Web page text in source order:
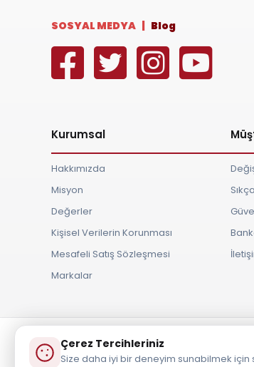
SOSYAL MEDYA | Blog
Kurumsal
Hakkımızda
Misyon
Değerler
Kişisel Verilerin Korunması
Mesafeli Satış Sözleşmesi
Markalar
Çerez Tercihleriniz
Size daha iyi bir deneyim sunabilmek için